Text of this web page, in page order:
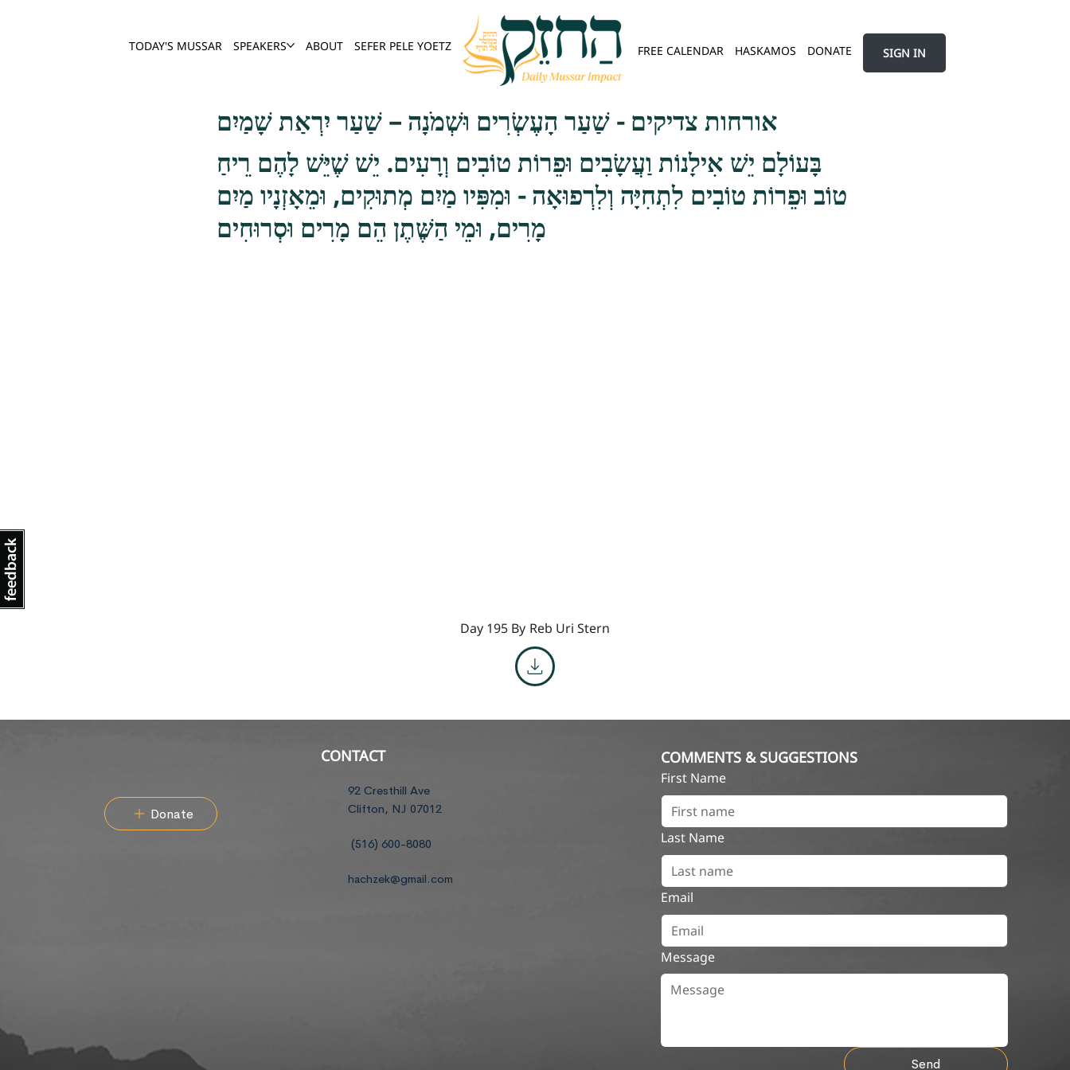
TODAY'S MUSSAR SPEAKERS ABOUT SEFER PELE YOETZ FREE CALENDAR HASKAMOS DONATE SIGN IN
אורחות צדיקים - שַׁעַר הָעֶשְׂרִים וּשְׁמֹנָה – שַׁעַר יִרְאַת שָׁמַיִם
בָּעוֹלָם יֵשׁ אִילָנוֹת וַעֲשָׂבִים וּפֵרוֹת טוֹבִים וְרָעִים. יֵשׁ שֶׁיֵּשׁ לָהֶם רֵיחַ
טוֹב וּפֵרוֹת טוֹבִים לִתְחִיָּה וְלִרְפוּאָה - וּמִפִּיו מַיִם מְתוּקִים, וּמֵאָזְנָיו מַיִם
מָרִים, וּמֵי הַשֶּׁתֶן הֵם מָרִים וּסְרוּחִים
Day 195 By Reb Uri Stern
Donate
CONTACT
92 Cresthill Ave
Clifton, NJ 07012
(516) 600-8080
hachzek@gmail.com
COMMENTS & SUGGESTIONS
First Name
Last Name
Email
Message
Send